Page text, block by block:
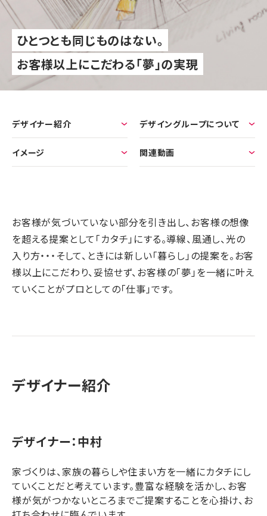
ひとつとも同じものはない。
お客様以上にこだわる「夢」の実現
デザイナー紹介 デザイングループについて
イメージ 関連動画
お客様が気づいていない部分を引き出し、お客様の想像
を超える提案として「カタチ」にする。導線、風通し、光の
入り方・・・そして、ときには新しい「暮らし」の提案を。お客
様以上にこだわり、妥協せず、お客様の「夢」を一緒に叶え
ていくことがプロとしての「仕事」です。
デザイナー紹介
デザイナー：中村
家づくりは、家族の暮らしや住まい方を一緒にカタチにし
ていくことだと考えています。豊富な経験を活かし、お客
様が気がつかないところまでご提案することを心掛け、お